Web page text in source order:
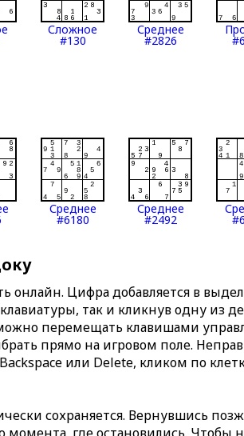
Сложное
#130
Среднее
#2826
Среднее
#6180
Среднее
#2492
онлайн. Цифра добавляется в
так и кликнув одну из
перемещать клавишами
прямо на игровом поле.
или Delete, кликом по
сохраняется. Вернувшись